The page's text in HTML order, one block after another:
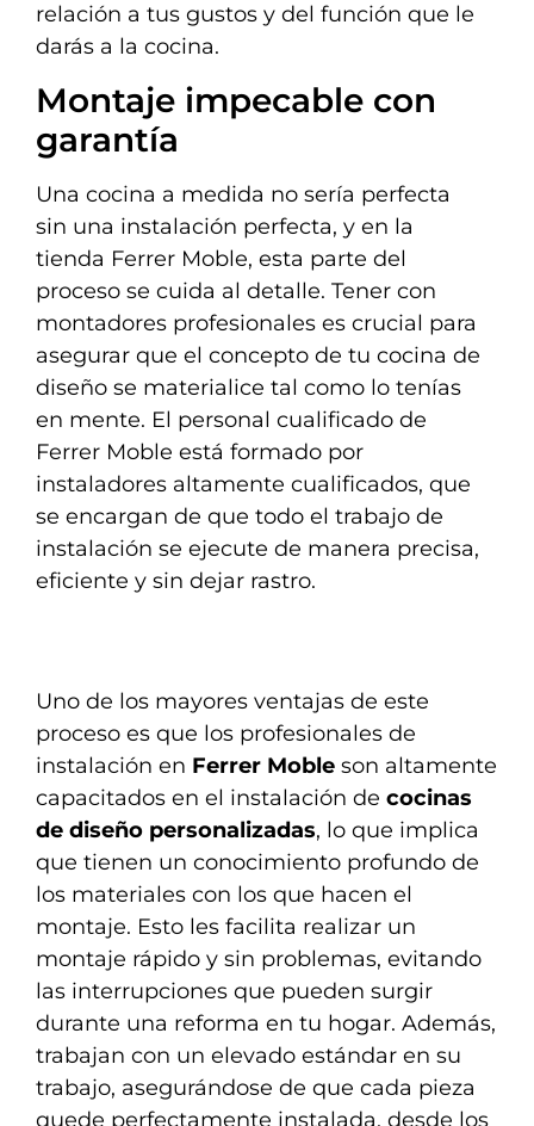
relación a tus gustos y del función que le
darás a la cocina.
Montaje impecable con
garantía
Una cocina a medida no sería perfecta
sin una instalación perfecta, y en la
tienda Ferrer Moble, esta parte del
proceso se cuida al detalle. Tener con
montadores profesionales es crucial para
asegurar que el concepto de tu cocina de
diseño se materialice tal como lo tenías
en mente. El personal cualificado de
Ferrer Moble está formado por
instaladores altamente cualificados, que
se encargan de que todo el trabajo de
instalación se ejecute de manera precisa,
eficiente y sin dejar rastro.
Uno de los mayores ventajas de este
proceso es que los profesionales de
instalación en Ferrer Moble son altamente
capacitados en el instalación de cocinas
de diseño personalizadas, lo que implica
que tienen un conocimiento profundo de
los materiales con los que hacen el
montaje. Esto les facilita realizar un
montaje rápido y sin problemas, evitando
las interrupciones que pueden surgir
durante una reforma en tu hogar. Además,
trabajan con un elevado estándar en su
trabajo, asegurándose de que cada pieza
quede perfectamente instalada, desde los